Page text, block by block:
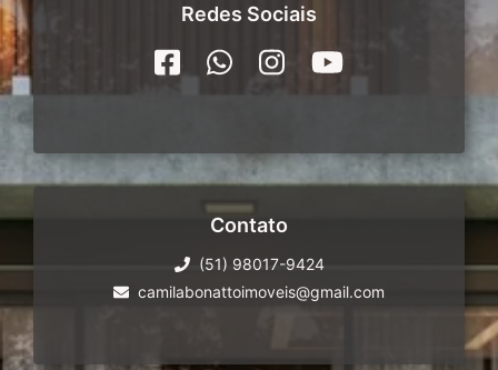
Redes Sociais
Contato
(51) 98017-9424
camilabonattoimoveis@gmail.com